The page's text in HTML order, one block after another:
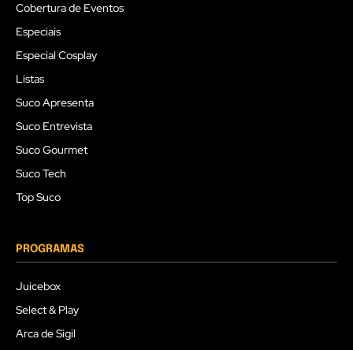
Cobertura de Eventos
Especiais
Especial Cosplay
Listas
Suco Apresenta
Suco Entrevista
Suco Gourmet
Suco Tech
Top Suco
PROGRAMAS
Juicebox
Select & Play
Arca de Sigil